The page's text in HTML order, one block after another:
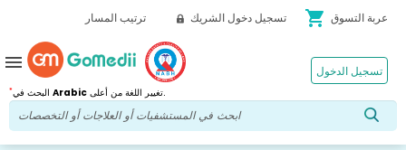
ترتيب المسار تسجيل دخول الشريك shopping_cart عربة التسوق
* Arabic تغيير اللغة من أعلى.
تسجيل الدخول menu